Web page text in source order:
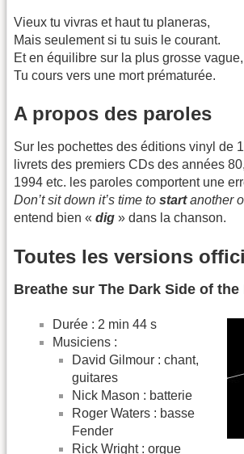
Vieux tu vivras et haut tu planeras,
Mais seulement si tu suis le courant.
Et en équilibre sur la plus grosse vague,
Tu cours vers une mort prématurée.
A propos des paroles
Sur les pochettes des éditions vinyl de
livrets des premiers CDs des années
1994 etc. les paroles comportent une
Don’t sit down it’s time to startanother
entend bien « dig » dans la chanson.
Toutes les versions
Breathe sur The Dark Side of the
Durée : 2 min 44 s
Musiciens :
David Gilmour : chant,
guitares
Nick Mason : batterie
Roger Waters : basse
Fender
Rick Wright : orgue